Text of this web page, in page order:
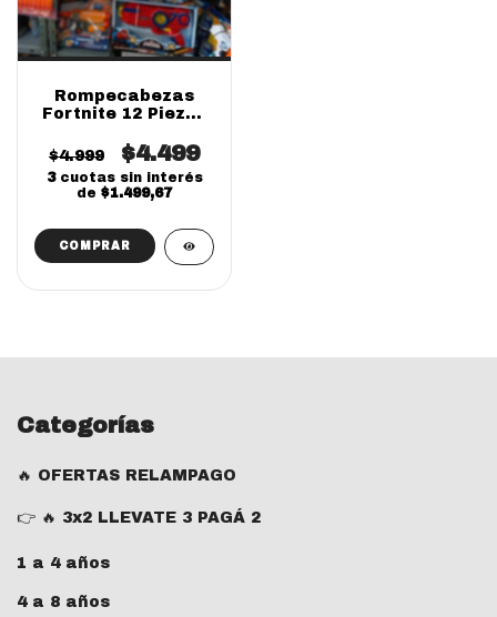
Rompecabezas
Fortnite 12 Piezas
$4.999
$4.499
3 cuotas sin interés
de $1.499,67
Categorías
🔥 OFERTAS RELAMPAGO
👉 🔥 3x2 LLEVATE 3 PAGÁ 2
1 a 4 años
4 a 8 años